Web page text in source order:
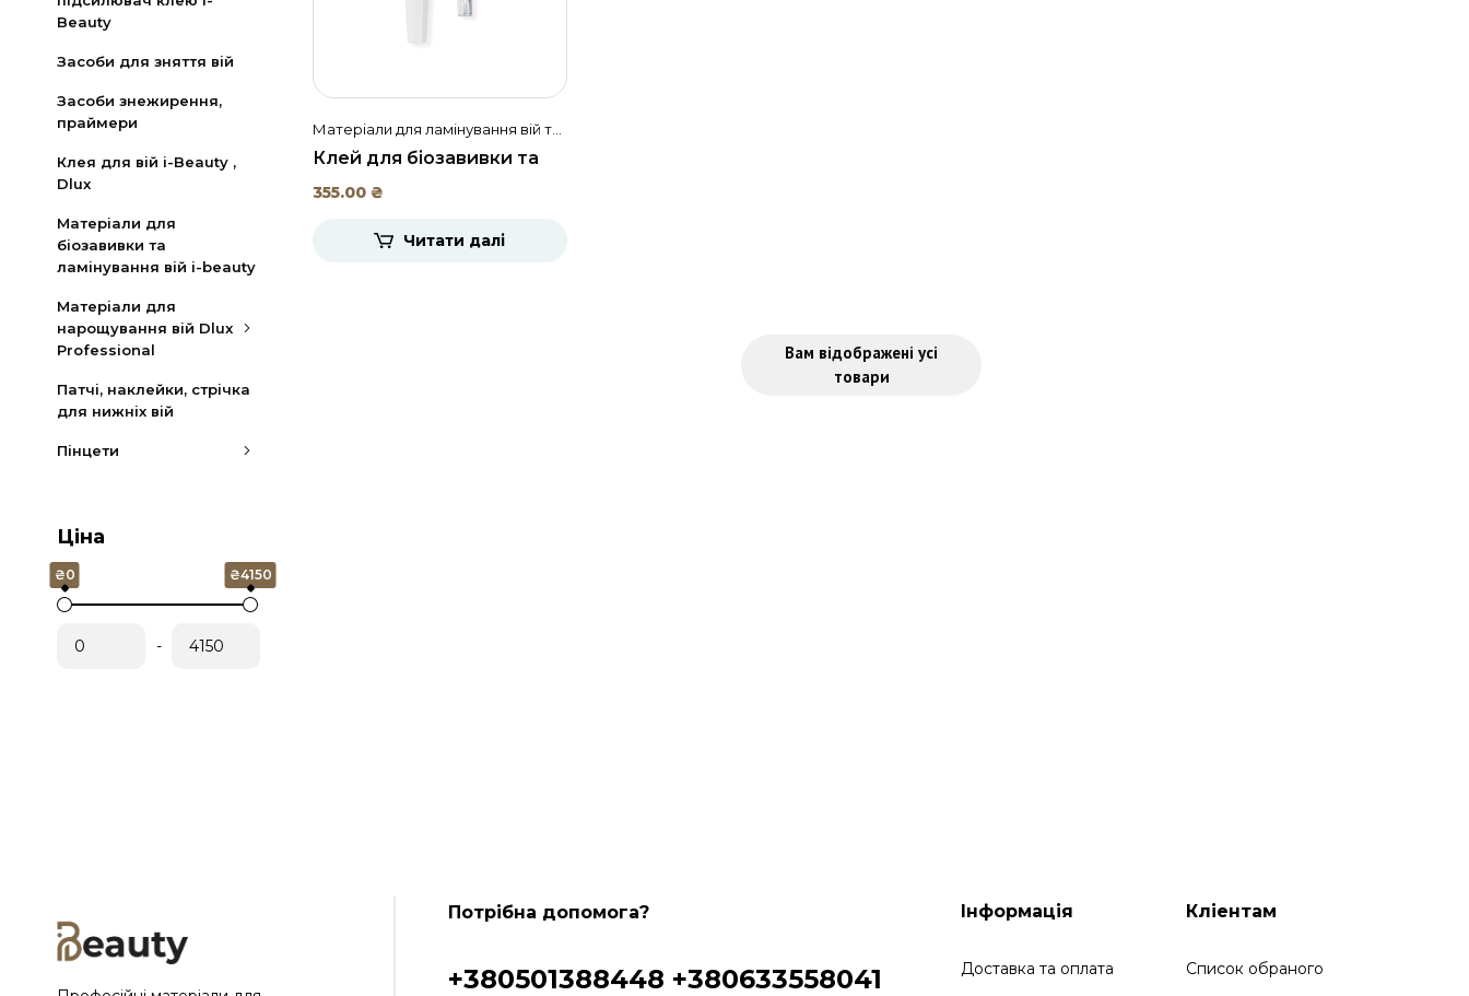
Beauty
Засоби для зняття вій
Засоби знежирення,
праймери
Клея для вій i-Beauty ,
Dlux
Матеріали для
біозавивки та
ламінування вій i-beauty
Матеріали для
нарощування вій Dlux
Professional
Патчі, наклейки, стрічка
для нижніх вій
Пінцети
Ціна
₴0 ₴4150
-
Матеріали для ламінування вій та
брів
Клей для біозавивки та
ламінування вій Crystal
355.00 ₴
Читати далі
Вам відображені усі
товари
Потрібна допомога?
+380501388448 +380633558041
Інформація
Доставка та оплата
Кліентам
Список обраного